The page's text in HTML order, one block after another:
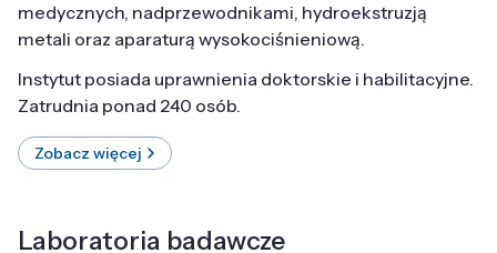
medycznych, nadprzewodnikami, hydroekstruzją
metali oraz aparaturą wysokociśnieniową.
Instytut posiada uprawnienia doktorskie i habilitacyjne.
Zatrudnia ponad 240 osób.
Zobacz więcej
Laboratoria badawcze